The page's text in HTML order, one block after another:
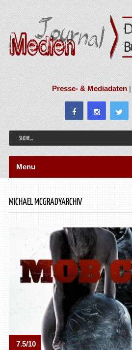
Presse- & Mediadaten|
Menu
MICHAEL MCGRADYARCHIV
7.5/10